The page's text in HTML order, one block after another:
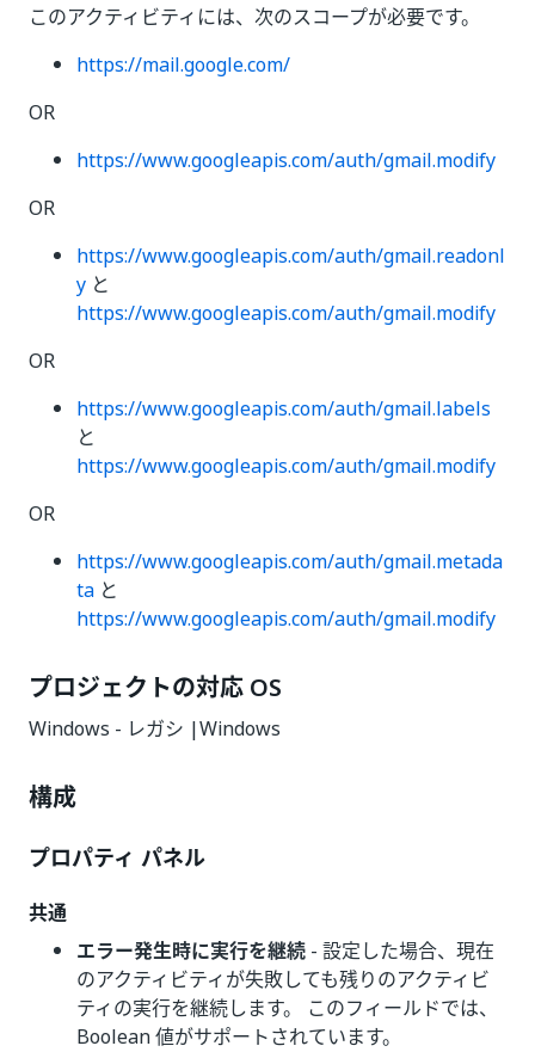
このアクティビティには、次のスコープが必要です。
https://mail.google.com/
OR
https://www.googleapis.com/auth/gmail.modify
OR
https://www.googleapis.com/auth/gmail.readonl
y と
https://www.googleapis.com/auth/gmail.modify
OR
https://www.googleapis.com/auth/gmail.labels
と
https://www.googleapis.com/auth/gmail.modify
OR
https://www.googleapis.com/auth/gmail.metada
ta と
https://www.googleapis.com/auth/gmail.modify
プロジェクトの対応 OS
Windows - レガシ |Windows
構成
プロパティ パネル
共通
エラー発生時に実行を継続 - 設定した場合、現在
のアクティビティが失敗しても残りのアクティビ
ティの実行を継続します。 このフィールドでは、
Boolean 値がサポートされています。